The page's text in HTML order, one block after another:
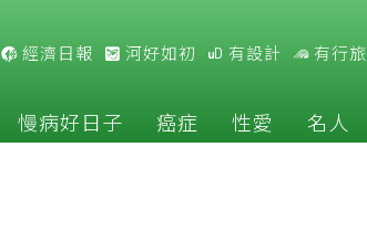
經濟日報 河好如初 有設計 有行旅
慢病好日子 癌症 性愛 名人